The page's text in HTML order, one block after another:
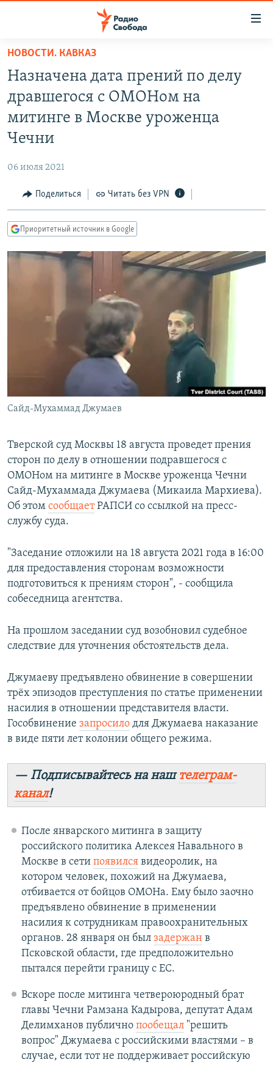
упрощенного
доступа
основному
содержанию
навигации
Вернутся
АВТОРСКИЕ ПРОЕКТЫ
ЦИТАТЫ СВОБОДЫ
IDEL.РЕАЛИИ
КАВКАЗ.РЕАЛИИ
СИБИРЬ.РЕАЛИИ
РАСПИСАНИЕ ВЕЩАНИЯ
ПОДПИШИТЕСЬ НА РАССЫЛКУ
СОЦИАЛЬНЫЕ СЕТИ
НОВОСТИ. КАВКАЗ
Назначена дата прений по делу
дравшегося с ОМОНом на
митинге в Москве уроженца
Чечни
06 июля 2021
Поделиться Читать без VPN
Приоритетный источник в Google
Сайд-Мухаммад Джумаев
Тверской суд Москвы 18 августа проведет прения
сторон по делу в отношении подравшегося с
ОМОНом на митинге в Москве уроженца Чечни
Сайд-Мухаммада Джумаева (Микаила Мархиева).
Об этом сообщаетРАПСИ со ссылкой на пресс-
службу суда.
"Заседание отложили на 18 августа 2021 года в 16:00
для предоставления сторонам возможности
подготовиться к прениям сторон", - сообщила
собеседница агентства.
На прошлом заседании суд возобновил судебное
следствие для уточнения обстоятельств дела.
Джумаеву предъявлено обвинение в совершении
трёх эпизодов преступления по статье применении
насилия в отношении представителя власти.
Гособвинение запросило для Джумаева наказание
в виде пяти лет колонии общего режима.
— Подписывайтесь на наштелеграм-
канал!
После январского митинга в защиту
российского политика Алексея Навального в
Москве в сети появилсявидеоролик, на
котором человек, похожий на Джумаева,
отбивается от бойцов ОМОНа. Ему было заочно
предъявлено обвинение в применении
насилия к сотрудникам правоохранительных
органов. 28 января он был задержанв
Псковской области, где предположительно
пытался перейти границу с ЕС.
Вскоре после митинга четвероюродный брат
главы Чечни Рамзана Кадырова, депутат Адам
Делимханов публично пообещал"решить
вопрос" Джумаева с российскими властями – в
случае, если тот не поддерживает российскую